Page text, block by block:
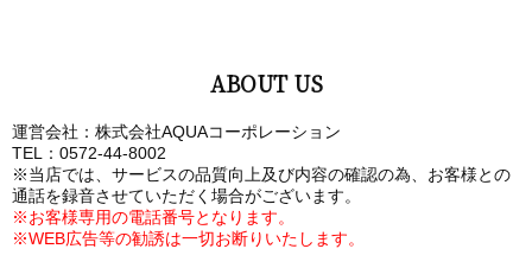
ABOUT US
運営会社：株式会社AQUAコーポレーション
TEL：0572-44-8002
※当店では、サービスの品質向上及び内容の確認の為、お客様との
通話を録音させていただく場合がございます。
※お客様専用の電話番号となります。
※WEB広告等の勧誘は一切お断りいたします。